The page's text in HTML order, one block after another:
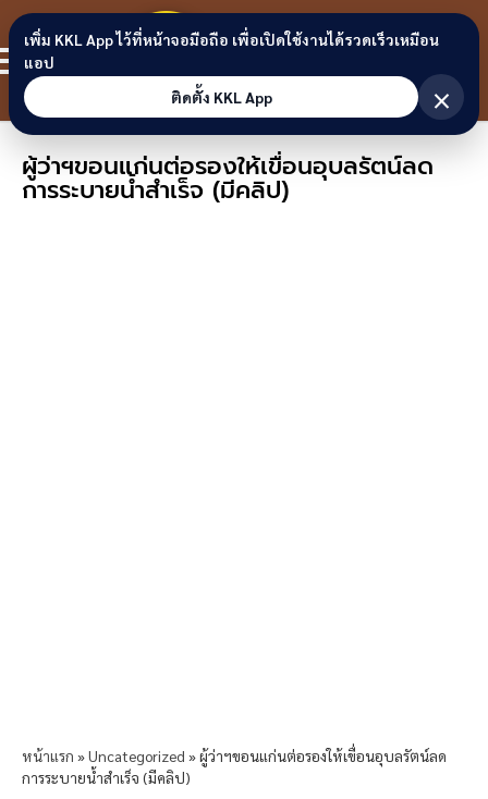
Skip to content
ขอนแก่น
ลิงก์
ผู้ว่าฯขอนแก่นต่อรองให้เขื่อนอุบลรัตน์ลด
การระบายน้ำสำเร็จ (มีคลิป)
หน้าแรก »Uncategorized »ผู้ว่าฯขอนแก่นต่อรองให้เขื่อนอุบลรัตน์ลด
การระบายน้ำสำเร็จ (มีคลิป)
เพิ่ม KKL App ไว้ที่หน้าจอมือถือ เพื่อเปิดใช้งานได้รวดเร็วเหมือน
แอป
ติดตั้ง KKL App
×